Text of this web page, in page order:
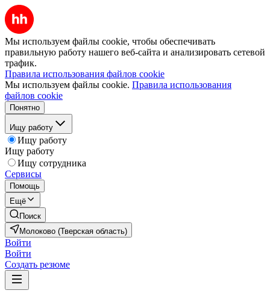
Мы используем файлы cookie, чтобы обеспечивать
правильную работу нашего веб-сайта и анализировать сетевой
трафик.
Правила использования файлов cookie
Мы используем файлы cookie. Правила использования
файлов cookie
Понятно
Ищу работу
Ищу работу
Ищу работу
Ищу сотрудника
Сервисы
Помощь
Ещё
Поиск
Молоково (Тверская область)
Войти
Войти
Создать резюме